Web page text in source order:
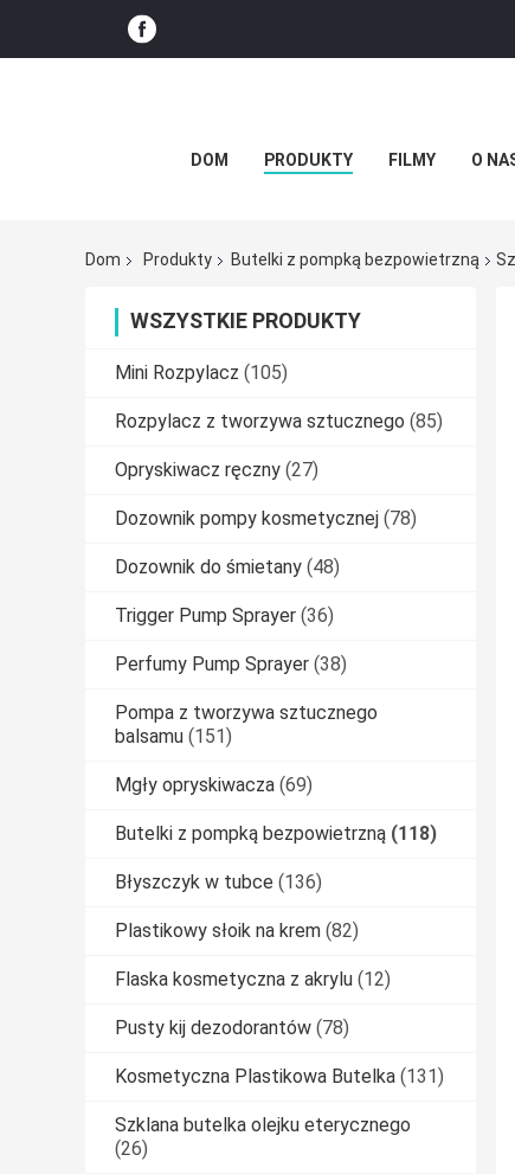
DOM PRODUKTY FILMY O
Dom Produkty Butelki z pompką bezpowietrzną
WSZYSTKIE PRODUKTY
Mini Rozpylacz (105)
Rozpylacz z tworzywa sztucznego (85)
Opryskiwacz ręczny (27)
Dozownik pompy kosmetycznej (78)
Dozownik do śmietany (48)
Trigger Pump Sprayer (36)
Perfumy Pump Sprayer (38)
Pompa z tworzywa sztucznego
balsamu (151)
Mgły opryskiwacza (69)
Butelki z pompką bezpowietrzną (118)
Błyszczyk w tubce (136)
Plastikowy słoik na krem (82)
Flaska kosmetyczna z akrylu (12)
Pusty kij dezodorantów (78)
Kosmetyczna Plastikowa Butelka (131)
Szklana butelka olejku eterycznego
(26)